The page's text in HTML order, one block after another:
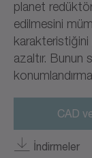
planet
edilmesini
karakteristiğini
azaltır.
CAD
İndirmeler